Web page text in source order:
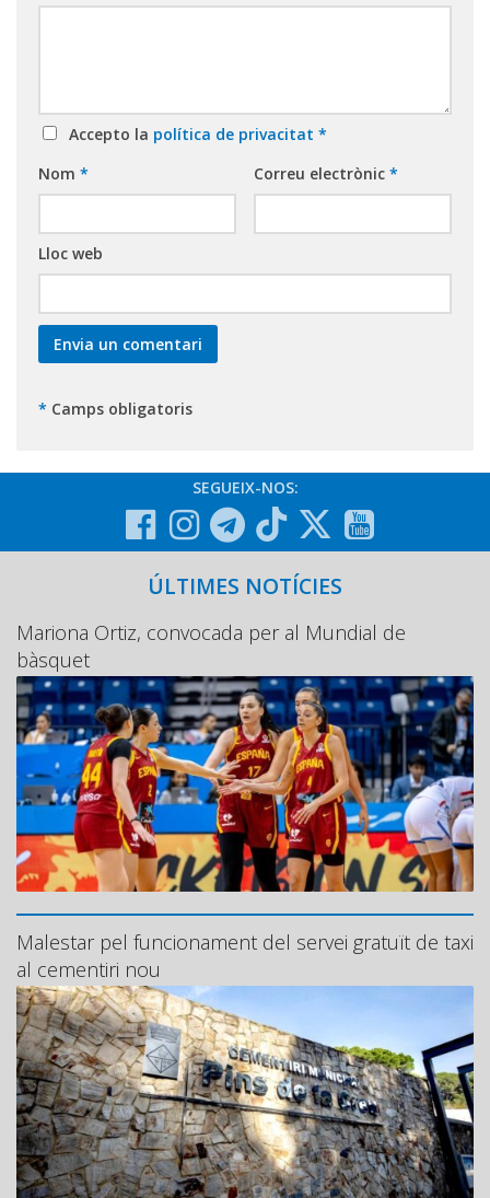
Accepto la política de privacitat *
Nom * Correu electrònic *
Lloc web
* Camps obligatoris
SEGUEIX-NOS:
ÚLTIMES NOTÍCIES
Mariona Ortiz, convocada per al Mundial de
bàsquet
Malestar pel funcionament del servei gratuït de taxi
al cementiri nou